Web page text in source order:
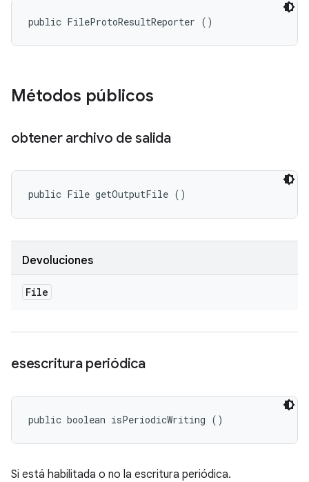
public FileProtoResultReporter ()
Métodos públicos
obtener archivo de salida
public File getOutputFile ()
Devoluciones
File
esescritura periódica
public boolean isPeriodicWriting ()
Si está habilitada o no la escritura periódica.